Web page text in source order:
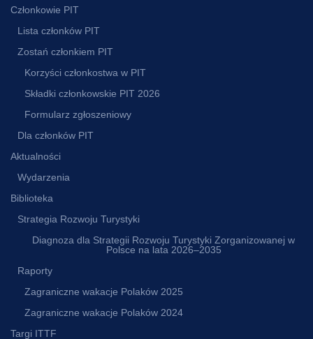
Członkowie PIT
Lista członków PIT
Zostań członkiem PIT
Korzyści członkostwa w PIT
Składki członkowskie PIT 2026
Formularz zgłoszeniowy
Dla członków PIT
Aktualności
Wydarzenia
Biblioteka
Strategia Rozwoju Turystyki
Diagnoza dla Strategii Rozwoju Turystyki Zorganizowanej w
Polsce na lata 2026–2035
Raporty
Zagraniczne wakacje Polaków 2025
Zagraniczne wakacje Polaków 2024
Targi ITTF